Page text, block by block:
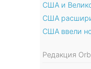
США и
США
США ввели
Редакция